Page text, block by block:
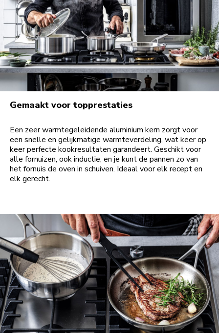
Gemaakt voor topprestaties
Een zeer warmtegeleidende aluminium kern zorgt voor
een snelle en gelijkmatige warmteverdeling, wat keer op
keer perfecte kookresultaten garandeert. Geschikt voor
alle fornuizen, ook inductie, en je kunt de pannen zo van
het fornuis de oven in schuiven. Ideaal voor elk recept en
elk gerecht.